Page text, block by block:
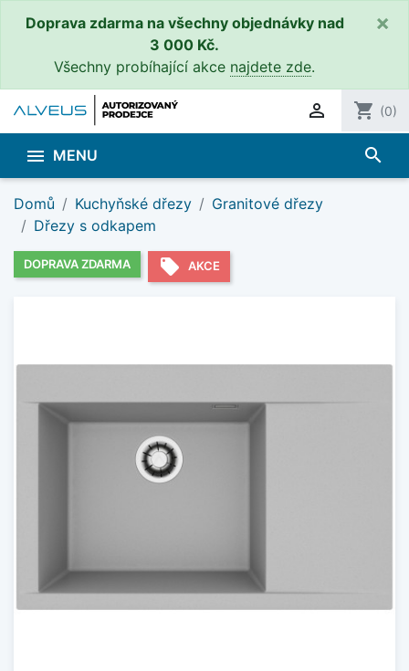
Doprava zdarma na všechny objednávky nad
3 000 Kč.
Všechny probíhající akce najdete zde.
×
 shopping_cart (0)
 MENU search
Domů Kuchyňské dřezy
Granitové dřezy
Dřezy s odkapem
DOPRAVA ZDARMA local_offer AKCE